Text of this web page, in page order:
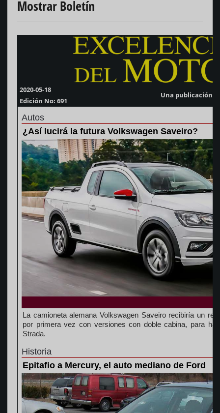
Mostrar Boletín
2020-05-18
Edición No: 691
Una publicación
Autos
¿Así lucirá la futura Volkswagen Saveiro?
La camioneta alemana Volkswagen Saveiro recibiría un
por primera vez con versiones con doble cabina, para
Strada.
Historia
Epitafio a Mercury, el auto mediano de Ford